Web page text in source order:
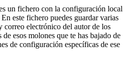
un fichero con la configuración local
este fichero puedes guardar varias
correo electrónico del autor de los
esos molones que te has bajado de
de configuración específicas de ese